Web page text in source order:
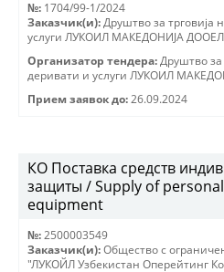
№: 1704/99-1/2024
Заказчик(и): Друштво за трговиjа
услуги ЛУКОИЛ МАКЕДОНИJА ДООЕЛ
Организатор тендера: Друштво
деривати и услуги ЛУКОИЛ
Прием заявок до: 26.09.2024
КО Поставка средств
защиты / Supply of
equipment
№: 2500003549
Заказчик(и): Общество с
"ЛУКОЙЛ Узбекистан Оперейтинг